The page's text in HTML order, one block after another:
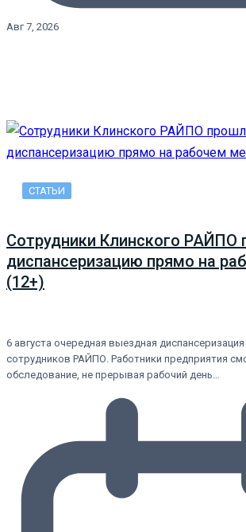
Авг 7, 2026
СТАТЬИ
Сотрудники Клинского РАЙПО
диспансеризацию прямо на
(12+)
6 августа очередная выездная
сотрудников РАЙПО. Работники предприятия
обследование, не прерывая рабочий день…